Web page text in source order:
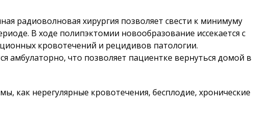
радиоволновая хирургия позволяет свести к минимуму
В ходе полипэктомии новообразование иссекается с
кровотечений и рецидивов патологии.
амбулаторно, что позволяет пациентке вернуться домой в
как нерегулярные кровотечения, бесплодие, хронические